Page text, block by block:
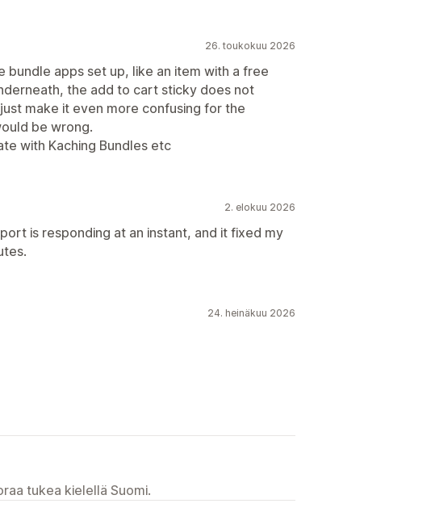
26. toukokuu 2026
bundle apps set up, like an item with a free
the add to cart sticky does not
make it even more confusing for the
be wrong.
with Kaching Bundles etc
2. elokuu 2026
is responding at an instant, and it fixed my
24. heinäkuu 2026
tukea kielellä Suomi.